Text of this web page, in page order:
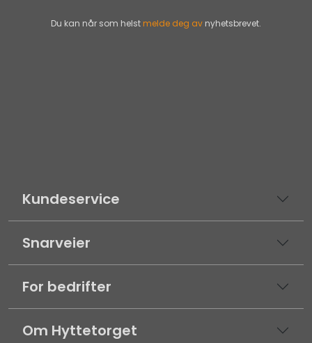
Kundeservice
Snarveier
For bedrifter
Om Hyttetorget
Du kan når som helst melde deg av nyhetsbrevet.